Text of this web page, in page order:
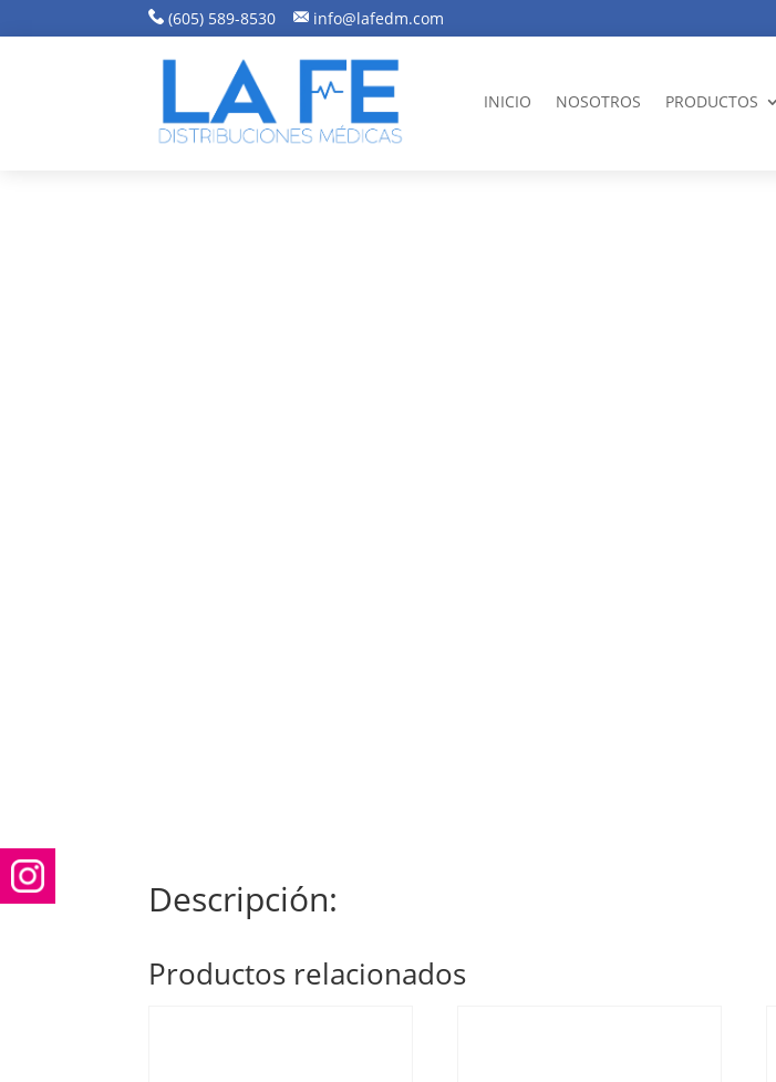
(605) 589-8530 info@lafedm.com
INICIO NOSOTROS PRODUCTOS
Descripción:
Productos relacionados